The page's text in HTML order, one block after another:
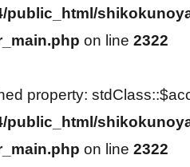
public_html/
on line 2322
property:
public_html/
on line 2322